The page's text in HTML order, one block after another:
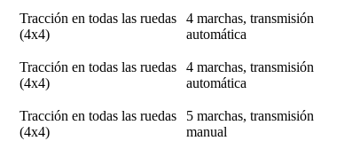
Tracción en todas las ruedas
(4x4)
4 marchas, transmisión
automática
Tracción en todas las ruedas
(4x4)
4 marchas, transmisión
automática
Tracción en todas las ruedas
(4x4)
5 marchas, transmisión
manual